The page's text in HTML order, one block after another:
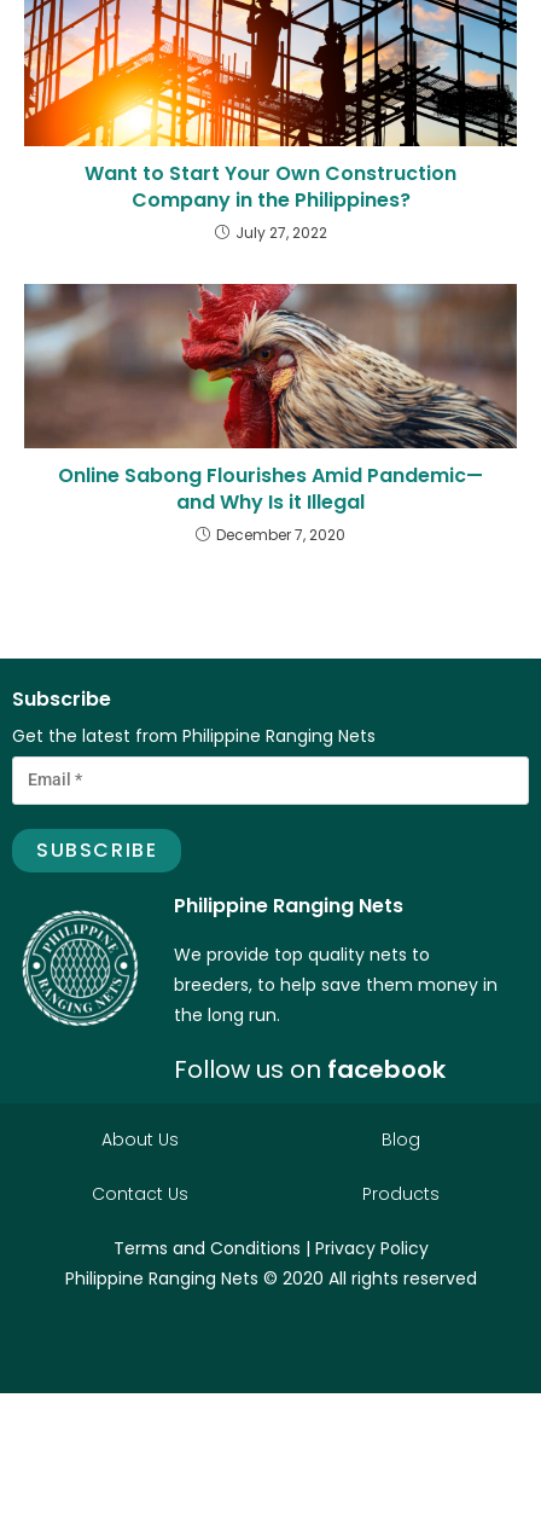
Want to Start Your Own Construction
Company in the Philippines?
July 27, 2022
Online Sabong Flourishes Amid Pandemic—
and Why Is it Illegal
December 7, 2020
Philippine Ranging Nets
We provide top quality nets to
breeders, to help save them money in
the long run.
Follow us on facebook
Subscribe
Get the latest from Philippine Ranging Nets
About Us
Contact Us
Blog
Products
Terms and Conditions | Privacy Policy
Philippine Ranging Nets © 2020 All rights reserved